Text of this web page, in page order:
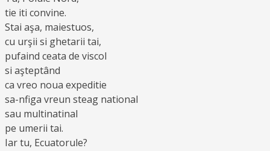
tie iti convine.
Stai aşa, maiestuos,
cu urşii si ghetarii tai,
pufaind ceata de viscol
si aşteptând
ca vreo noua expeditie
sa-nfiga vreun steag national
sau multinatinal
pe umerii tai.
Iar tu, Ecuatorule?